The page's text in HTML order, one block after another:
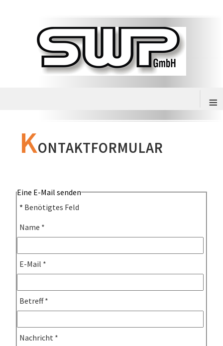
≡
KONTAKTFORMULAR
Eine E-Mail senden
* Benötigtes Feld
Name *
E-Mail *
Betreff*
Nachricht *